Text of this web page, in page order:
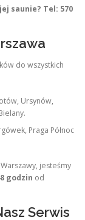
saunie? Tel: 570
do wszystkich
Ursynów,
Praga Północ
jesteśmy
godzin od
Serwis